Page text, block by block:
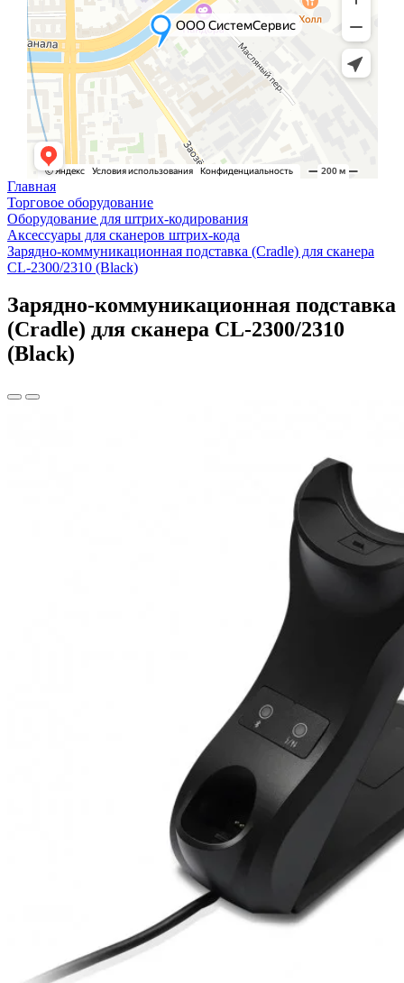
Главная
Торговое оборудование
Оборудование для штрих-кодирования
Аксессуары для сканеров штрих-кода
Зарядно-коммуникационная подставка (Cradle) для сканера
CL-2300/2310 (Black)
Зарядно-коммуникационная подставка
(Cradle) для сканера CL-2300/2310
(Black)